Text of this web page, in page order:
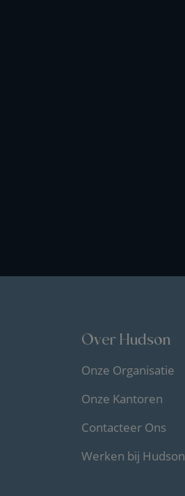
Over Hudson
Onze Organisatie
Onze Kantoren
Contacteer Ons
Werken bij Hudson